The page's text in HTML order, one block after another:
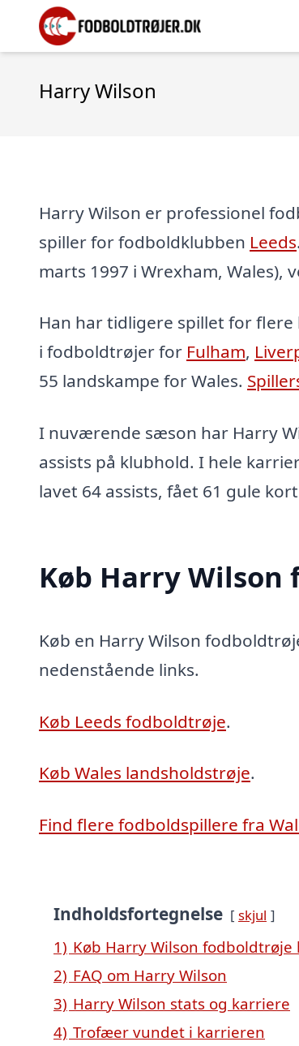
Harry Wilson
Harry Wilson er professionel
spiller for fodboldklubben Leeds
marts 1997 i Wrexham, Wales),
Han har tidligere spillet for
i fodboldtrøjer for Fulham,
55 landskampe for Wales.
I nuværende sæson har Harry
assists på klubhold. I hele
lavet 64 assists, fået 61 gule
Køb Harry
Køb en Harry Wilson
nedenstående links.
Køb Leeds fodboldtrøje.
Køb Wales landsholdstrøje.
Find flere fodboldspillere fra
Indholdsfortegnelse skjul
1) Køb Harry Wilson fodboldtrøje
2) FAQ om Harry Wilson
3) Harry Wilson stats og karriere
4) Trofæer vundet i karrieren